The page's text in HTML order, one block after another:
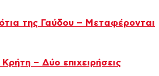
της Γαύδου – Μεταφέρονται
– Δύο επιχειρήσεις